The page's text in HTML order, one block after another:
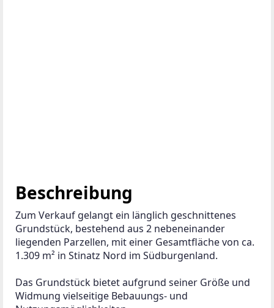
Beschreibung
Zum Verkauf gelangt ein länglich geschnittenes
Grundstück, bestehend aus 2 nebeneinander
liegenden Parzellen, mit einer Gesamtfläche von ca.
1.309 m² in Stinatz Nord im Südburgenland.
Das Grundstück bietet aufgrund seiner Größe und
Widmung vielseitige Bebauungs- und